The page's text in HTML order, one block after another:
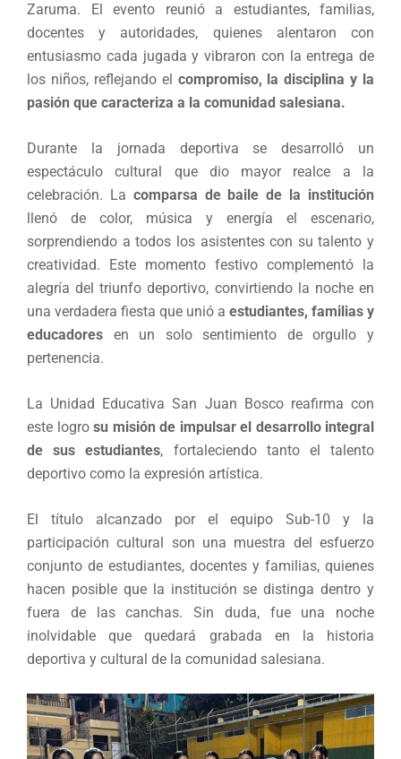
Zaruma. El evento reunió a estudiantes, familias,
docentes y autoridades, quienes alentaron con
entusiasmo cada jugada y vibraron con la entrega de
los niños, reflejando el compromiso, la disciplina y la
pasión que caracteriza a la comunidad salesiana.
Durante la jornada deportiva se desarrolló un
espectáculo cultural que dio mayor realce a la
celebración. La comparsa de baile de la institución
llenó de color, música y energía el escenario,
sorprendiendo a todos los asistentes con su talento y
creatividad. Este momento festivo complementó la
alegría del triunfo deportivo, convirtiendo la noche en
una verdadera fiesta que unió a estudiantes, familias y
educadores en un solo sentimiento de orgullo y
pertenencia.
La Unidad Educativa San Juan Bosco reafirma con
este logro su misión de impulsar el desarrollo integral
de sus estudiantes, fortaleciendo tanto el talento
deportivo como la expresión artística.
El título alcanzado por el equipo Sub-10 y la
participación cultural son una muestra del esfuerzo
conjunto de estudiantes, docentes y familias, quienes
hacen posible que la institución se distinga dentro y
fuera de las canchas. Sin duda, fue una noche
inolvidable que quedará grabada en la historia
deportiva y cultural de la comunidad salesiana.